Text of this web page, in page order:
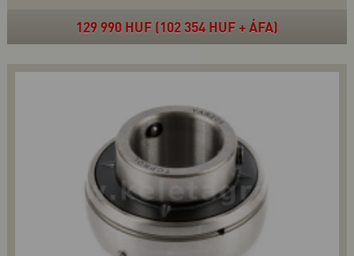
129 990 HUF (102 354 HUF + ÁFA)